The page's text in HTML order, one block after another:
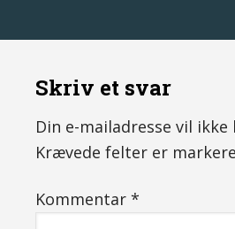
Skriv et svar
Din e-mailadresse vil
Krævede felter er
Kommentar *